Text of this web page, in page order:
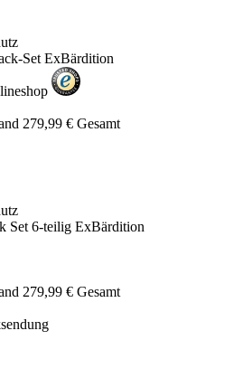
Set ExBärdition
279,99 € Gesamt
Set 6-teilig ExBärdition
279,99 € Gesamt